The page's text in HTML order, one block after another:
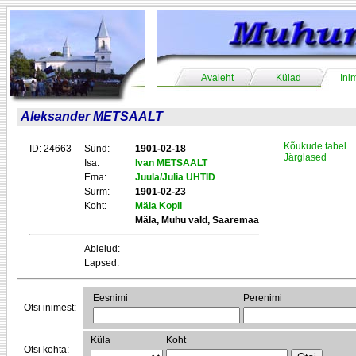
Avaleht Külad
Aleksander METSAALT
ID: 24663 Sünd:
1901-02-18
Isa:
Ivan METSAALT
Ema:
Juula/Julia ÜHTID
Surm:
1901-02-23
Koht:
Mäla Kopli
Mäla, Muhu vald, Saaremaa
Abielud:
Lapsed:
Kõukude tabel
Järglased
Otsi inimest:
Eesnimi Perenimi
Otsi kohta:
Küla Koht